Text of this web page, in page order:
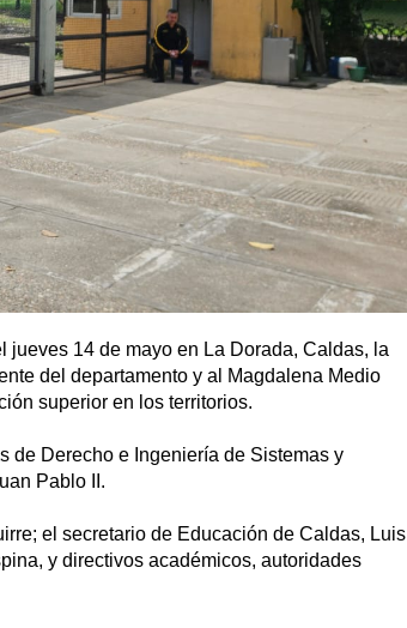
jueves 14 de mayo en La Dorada, Caldas, la
del departamento y al Magdalena Medio
superior en los territorios.
de Derecho e Ingeniería de Sistemas y
Pablo II.
el secretario de Educación de Caldas, Luis
y directivos académicos, autoridades